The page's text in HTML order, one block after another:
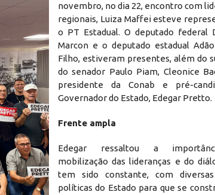
novembro, no dia 22, encontro com
regionais, Luiza Maffei esteve
o PT Estadual. O deputado federal
Marcon e o deputado estadual
Filho, estiveram presentes, além do
do senador Paulo Piam, Cleonice
presidente da Conab e pré-
Governador do Estado, Edegar Pretto.
Frente ampla
Edegar ressaltou a
mobilização das lideranças e do
tem sido constante, com
políticas do Estado para que se